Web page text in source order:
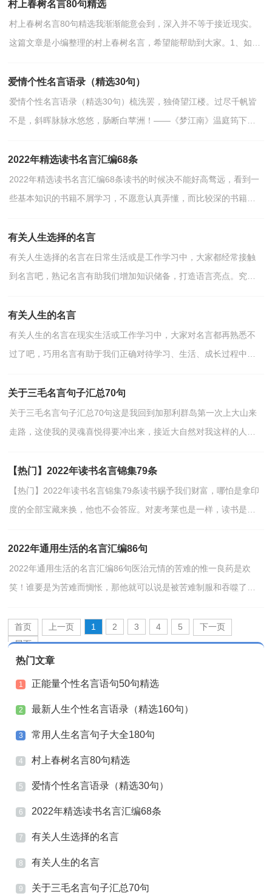
村上春树名言80句精选
村上春树名言80句精选我渐渐能意会到，深入并不等于接近现实。
这篇文章是小编整理的村上春树名言，希望能帮助到大家。1、如果
爱情个性名言语录（精选30句）
爱情个性名言语录（精选30句）梳洗罢，独倚望江楼。过尽千帆皆
不是，斜晖脉脉水悠悠，肠断白苹洲！——《梦江南》温庭筠下面
2022年精选读书名言汇编68条
2022年精选读书名言汇编68条读书的时候决不能好高骛远，看到一
些基本知识的书籍不屑学习，不愿意认真弄懂，而比较深的书籍又
有关人生选择的名言
有关人生选择的名言在日常生活或是工作学习中，大家都经常接触
到名言吧，熟记名言有助我们增加知识储备，打造语言亮点。究竟
有关人生的名言
有关人生的名言在现实生活或工作学习中，大家对名言都再熟悉不
过了吧，巧用名言有助于我们正确对待学习、生活、成长过程中出
关于三毛名言句子汇总70句
关于三毛名言句子汇总70句这是我回到加那利群岛第一次上大山来
走路，这使我的灵魂喜悦得要冲出来，接近大自然对我这样的人仍
【热门】2022年读书名言锦集79条
【热门】2022年读书名言锦集79条读书赐予我们财富，哪怕是拿印
度的全部宝藏来换，他也不会答应。对麦考莱也是一样，读书是幸
2022年通用生活的名言汇编86句
2022年通用生活的名言汇编86句医治元情的苦难的惟一良药是欢
笑！谁要是为苦难而惆怅，那他就可以说是被苦难制服和吞噬了。
首页 上一页 1 2 3 4 5
下一页
尾页
热门文章
1 正能量个性名言语句50句精选
2 最新人生个性名言语录（精选160句）
3 常用人生名言句子大全180句
4 村上春树名言80句精选
5 爱情个性名言语录（精选30句）
6 2022年精选读书名言汇编68条
7 有关人生选择的名言
8 有关人生的名言
9 关于三毛名言句子汇总70句